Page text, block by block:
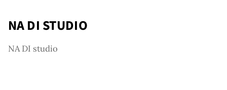
NA DI STUDIO
NA DI studio